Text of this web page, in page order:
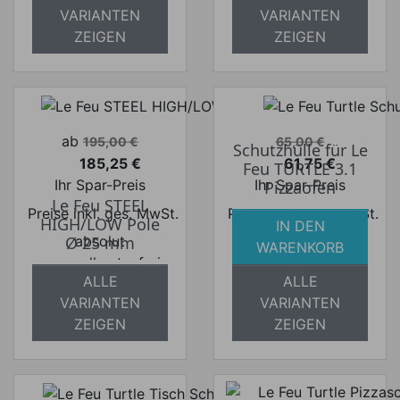
VARIANTEN
ZEIGEN
VARIANTEN
ZEIGEN
Verkaufspreis
ab 195,00 €
Preis
185,25 €
Ihr Spar-Preis
Preise inkl. ges. MwSt.
absolut
versandkostenfrei
Le Feu STEEL
HIGH/LOW Pole
Ø 25 mm
ALLE
VARIANTEN
ZEIGEN
Verkaufspreis
65,00 €
Preis
61,75 €
Ihr Spar-Preis
Preise inkl. ges. MwSt.
absolut
versandkostenfrei
Schutzhülle für Le
Feu TURTLE 3.1
Pizzaofen
IN DEN
WARENKORB
ALLE
VARIANTEN
ZEIGEN